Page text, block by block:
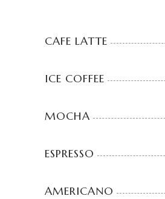
CAFE LATTE
ICE COFFEE
MOCHA
ESPRESSO
AMERICANO